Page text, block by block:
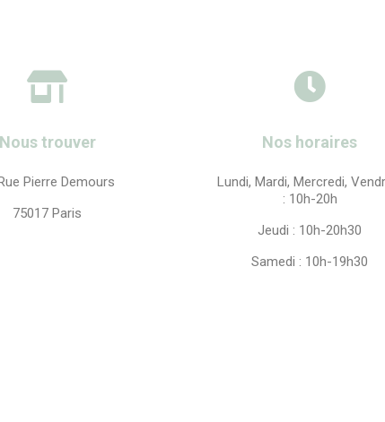
Nous trouver
Pierre Demours
75017 Paris
Nos horaires
Lundi, Mardi, Mercredi,
: 10h-20h
Jeudi : 10h-20h30
Samedi : 10h-19h30